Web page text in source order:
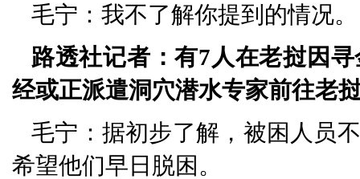
毛宁：我不了解你提到的情况。
路透社记者：有7人在老挝因
经或正派遣洞穴潜水专家前往老
毛宁：据初步了解，被困人员
希望他们早日脱困。